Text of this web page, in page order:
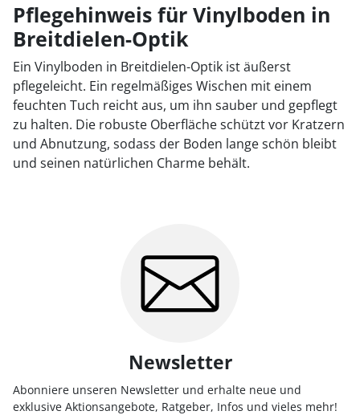
Pflegehinweis für Vinylboden in
Breitdielen-Optik
Ein Vinylboden in Breitdielen-Optik ist äußerst
pflegeleicht. Ein regelmäßiges Wischen mit einem
feuchten Tuch reicht aus, um ihn sauber und gepflegt
zu halten. Die robuste Oberfläche schützt vor Kratzern
und Abnutzung, sodass der Boden lange schön bleibt
und seinen natürlichen Charme behält.
Newsletter
Abonniere unseren Newsletter und erhalte neue und
exklusive Aktionsangebote, Ratgeber, Infos und vieles mehr!